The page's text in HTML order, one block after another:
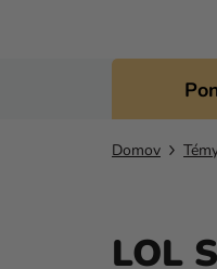
Domov
LOL